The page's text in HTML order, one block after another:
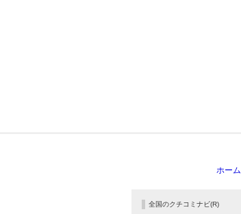
ホーム
全国のクチコミナビ(R)